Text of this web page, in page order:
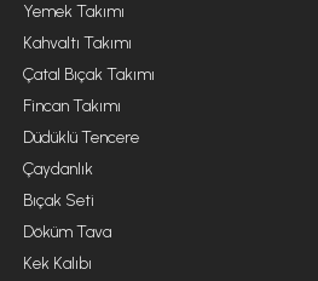
Yemek Takımı
Kahvaltı Takımı
Çatal Bıçak Takımı
Fincan Takımı
Düdüklü Tencere
Çaydanlık
Bıçak Seti
Döküm Tava
Kek Kalıbı